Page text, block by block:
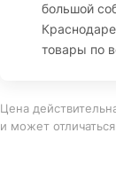
большой
товары по
Цена
и может